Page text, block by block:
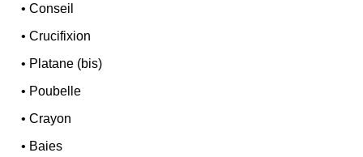
•Conseil
•Crucifixion
• Platane (bis)
• Poubelle
•Crayon
• Baies